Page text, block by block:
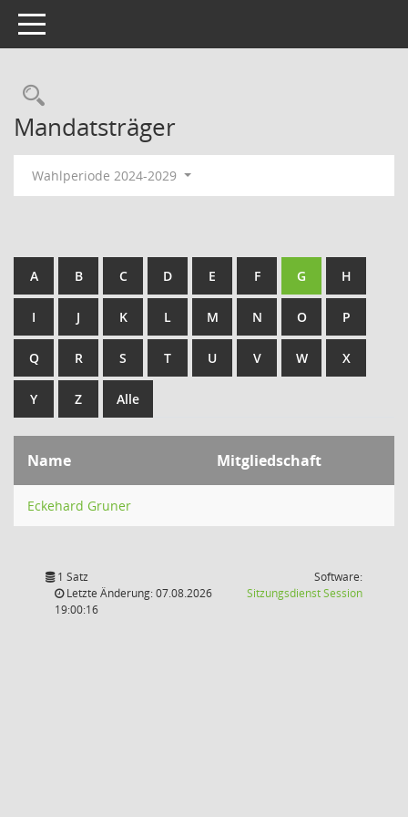
Toggle navigation
Rechercheauswahl
Mandatsträger
Wahlperiode 2024-2029
A B C D E F G H
I J K L M N O P
Q R S T U V W X
Y Z Alle
Name Mitgliedschaft
Eckehard Gruner
1 Satz
Letzte Änderung: 07.08.2026
19:00:16
Software:
SitzungsdienstSession(Wird in